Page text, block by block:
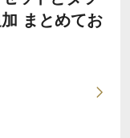
まとめてお